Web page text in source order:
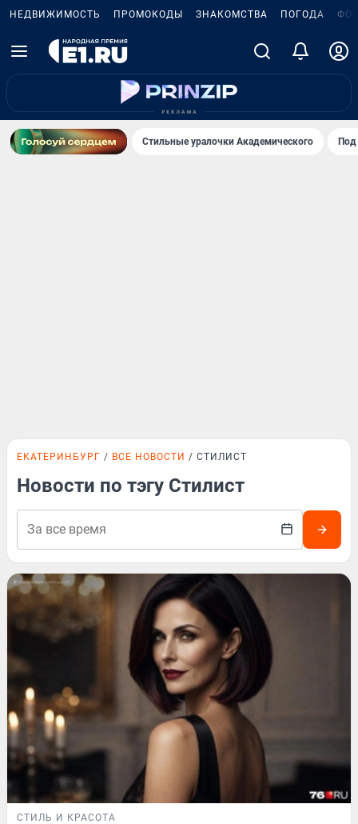
НЕДВИЖИМОСТЬ ПРОМОКОДЫ ЗНАКОМСТВА ПОГОДА
Стильные уралочки Академического
ЕКАТЕРИНБУРГ ВСЕ НОВОСТИ СТИЛИСТ
Новости по тэгу Стилист
СТИЛЬ И КРАСОТА